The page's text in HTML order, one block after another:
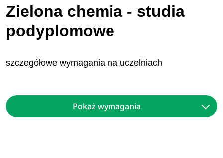
Zielona chemia - studia
podyplomowe
szczegółowe wymagania na uczelniach
Pokaż wymagania